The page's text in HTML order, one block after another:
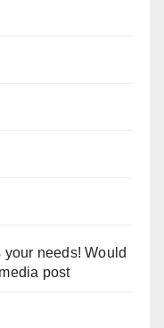
needs! Would
post